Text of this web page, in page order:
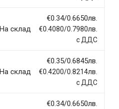
suscipit ultrices.
На склад
€0.34/0.6650лв.
€0.4080/0.7980лв.
с ДДС
На склад
€0.35/0.6845лв.
€0.4200/0.8214лв.
с ДДС
€0.34/0.6650лв.